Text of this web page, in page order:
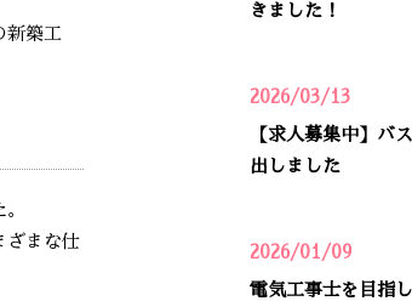
新築工
ざまな仕
きました！
2026/03/13
【求人募集中】バ
出しました
2026/01/09
電気工事士を目指